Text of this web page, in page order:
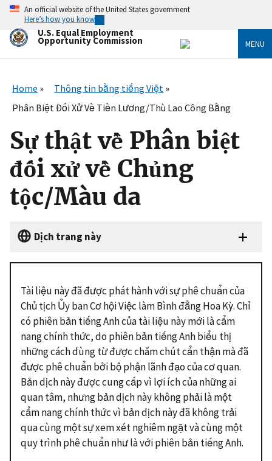
Skip
main
content
An official website of the United States government
Here’s how you know
U.S. Equal Employment
Opportunity Commission MENU
Home
Thông tin bằng tiếng Việt
Phân Biệt Đối Xử Về Tiền Lương/Thù Lao Công Bằng
Sự thật về Phân biệt
đối xử về Chủng
tộc/Màu da
Dịch trang này
Tài liệu này đã được phát hành với sự phê chuẩn của
Chủ tịch Ủy ban Cơ hội Việc làm Bình đẳng Hoa Kỳ. Chỉ
có phiên bản tiếng Anh của tài liệu này mới là cẩm
nang chính thức, do phiên bản tiếng Anh biểu thị
những cách dùng từ được chăm chút cẩn thận mà đã
được phê chuẩn bởi bộ phận lãnh đạo của cơ quan.
Bản dịch này được cung cấp vì lợi ích của những ai
quan tâm, nhưng bản dịch này không phải là một
cẩm nang chính thức vì bản dịch này đã không trải
qua cùng một sự xem xét nghiêm ngặt và cùng một
quy trình phê chuẩn như là với phiên bản tiếng Anh.